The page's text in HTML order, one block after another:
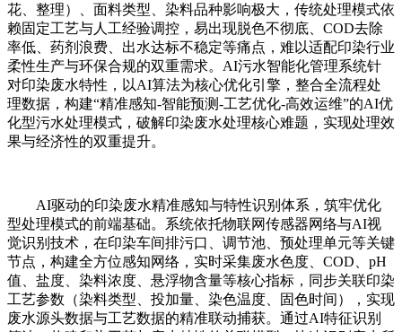
花、整理）、面料类型、染料品种影响极大，传统处理模式依
赖固定工艺与人工经验调控，易出现脱色不彻底、COD去除
率低、药剂浪费、出水达标不稳定等痛点，难以适配印染行业
柔性生产与环保合规的双重需求。AI污水智能化管理系统针
对印染废水特性，以AI算法为核心优化引擎，整合全流程处
理数据，构建“精准感知-智能预测-工艺优化-高效运维”的AI优
化型污水处理模式，破解印染废水处理核心难题，实现处理效
果与经济性的双重提升。
AI驱动的印染废水精准感知与特性识别体系，筑牢优化
型处理模式的前端基础。系统依托物联网传感器网络与AI视
觉识别技术，在印染车间排污口、调节池、预处理单元等关键
节点，构建全方位感知网络，实时采集废水色度、COD、pH
值、盐度、染料浓度、悬浮物含量等核心指标，同步关联印染
工艺参数（染料类型、投加量、染色温度、固色时间），实现
废水源头数据与工艺数据的精准联动捕获。通过AI特征识别